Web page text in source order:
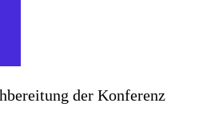
der Konferenz